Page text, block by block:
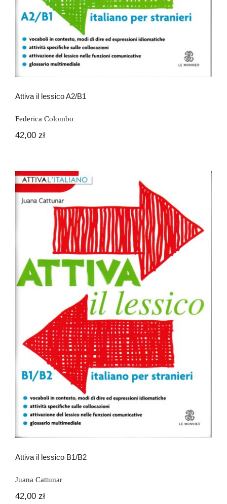
Attiva il lessico A2/B1
Federica Colombo
42,00 zł
Attiva il lessico B1/B2
Attiva il lessico B1/B2
Juana Cattunar
42,00 zł